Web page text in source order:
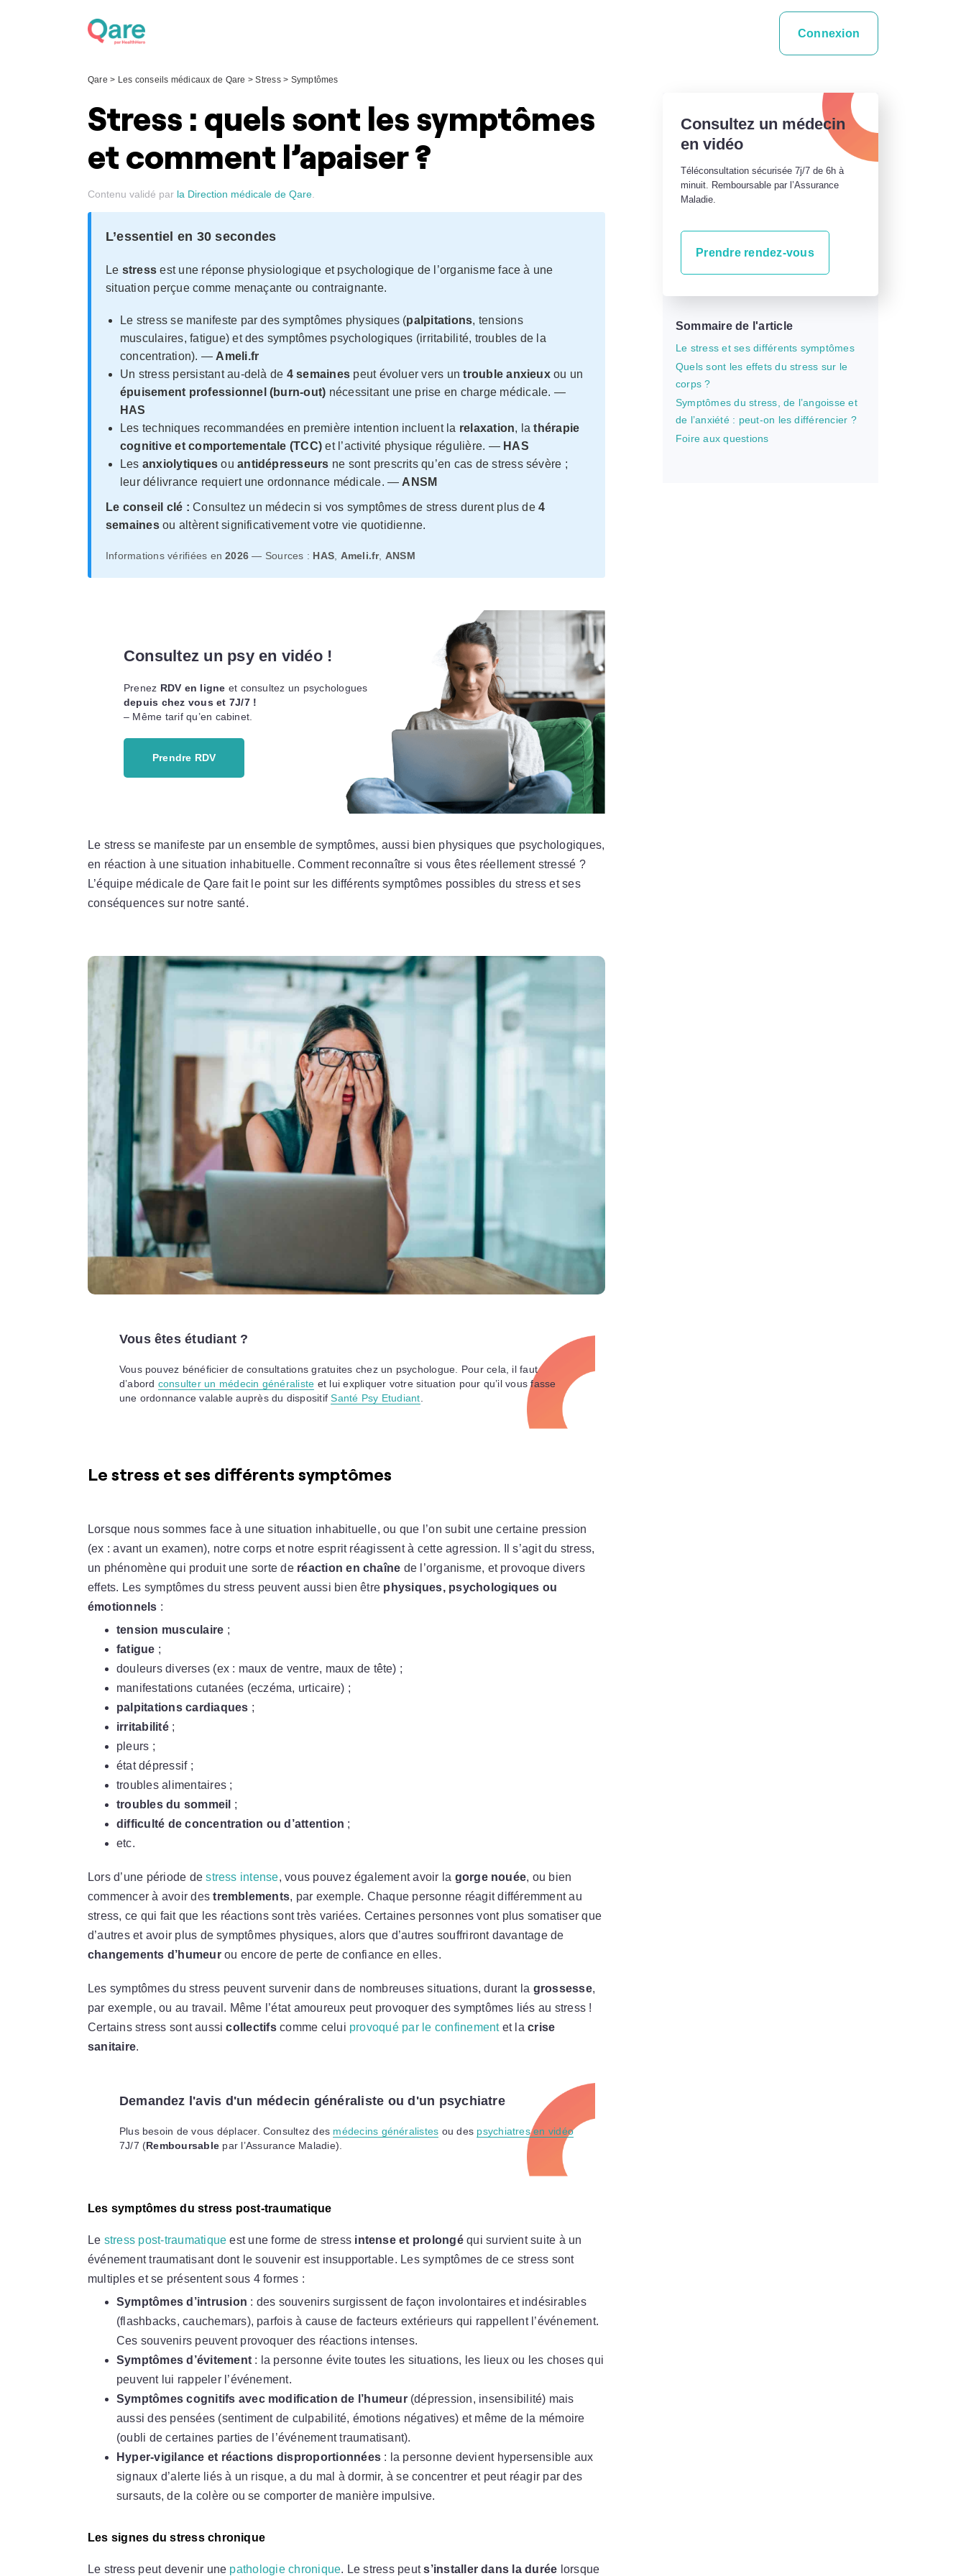
Connexion
Qare > Les conseils médicaux de Qare >Stress> Symptômes
Stress : quels sont les symptômes
et comment l’apaiser ?
Contenu validé par la Direction médicale de Qare.
L’essentiel en 30 secondes
Le stress est une réponse physiologique et psychologique de l’organisme face à une
situation perçue comme menaçante ou contraignante.
Le stress se manifeste par des symptômes physiques (palpitations, tensions
musculaires, fatigue) et des symptômes psychologiques (irritabilité, troubles de la
concentration). — Ameli.fr
Un stress persistant au-delà de 4 semaines peut évoluer vers untrouble anxieuxou un
épuisement professionnel (burn-out) nécessitant une prise en charge médicale. —
HAS
Les techniques recommandées en première intention incluent la relaxation, lathérapie
cognitive et comportementale (TCC) et l’activité physique régulière. — HAS
Les anxiolytiques ouantidépresseurs ne sont prescrits qu’en cas de stress sévère ;
leur délivrance requiert une ordonnance médicale. — ANSM
Le conseil clé : Consultez un médecin si vos symptômes de stress durent plus de4
semainesou altèrent significativement votre vie quotidienne.
Informations vérifiées en2026 — Sources : HAS, Ameli.fr, ANSM
Consultez un psy en vidéo !
Prenez RDV en ligne et consultez un psychologues
depuis chez vous et 7J/7 !
– Même tarif qu’en cabinet.
Prendre RDV
Le stress se manifeste par un ensemble de symptômes, aussi bien physiques que psychologiques,
en réaction à une situation inhabituelle. Comment reconnaître si vous êtes réellement stressé ?
L’équipe médicale de Qare fait le point sur les différents symptômes possibles du stress et ses
conséquences sur notre santé.
Vous êtes étudiant ?
Vous pouvez bénéficier de consultations gratuites chez un psychologue. Pour cela, il faut
d’abord consulter un médecin généraliste et lui expliquer votre situation pour qu’il vous fasse
une ordonnance valable auprès du dispositifSanté Psy Etudiant
Le stress et ses différents symptômes
Lorsque nous sommes face à une situation inhabituelle, ou que l’on subit une certaine pression
(ex : avant un examen), notre corps et notre esprit réagissent à cette agression. Il s’agit du stress,
un phénomène qui produit une sorte deréaction en chaîne de l’organisme, et provoque divers
effets. Les symptômes du stress peuvent aussi bien être physiques, psychologiques ou
émotionnels :
tension musculaire ;
fatigue ;
douleurs diverses (ex : maux de ventre, maux de tête) ;
manifestations cutanées (eczéma, urticaire) ;
palpitations cardiaques ;
irritabilité;
pleurs ;
état dépressif ;
troubles alimentaires ;
troubles du sommeil ;
difficulté de concentration ou d’attention ;
etc.
Lors d’une période destress intense, vous pouvez également avoir la gorge nouée, ou bien
commencer à avoir destremblements, par exemple. Chaque personne réagit différemment au
stress, ce qui fait que les réactions sont très variées. Certaines personnes vont plus somatiser que
d’autres et avoir plus de symptômes physiques, alors que d’autres souffriront davantage de
changements d’humeurou encore de perte de confiance en elles.
Les symptômes du stress peuvent survenir dans de nombreuses situations, durant la grossesse,
par exemple, ou au travail. Même l’état amoureux peut provoquer des symptômes liés au stress !
Certains stress sont aussicollectifscomme celui provoqué par le confinementet lacrise
sanitaire.
Demandez l'avis d'un médecin généraliste ou d'un psychiatre
Plus besoin de vous déplacer. Consultez des médecins généralistes ou des psychiatres en vidéo
7J/7 (Remboursable par l’Assurance Maladie).
Les symptômes du stress post-traumatique
Le stress post-traumatique est une forme de stress intense et prolongéqui survient suite à un
événement traumatisant dont le souvenir est insupportable. Les symptômes de ce stress sont
multiples et se présentent sous 4 formes :
Symptômes d’intrusion : des souvenirs surgissent de façon involontaires et indésirables
(flashbacks, cauchemars), parfois à cause de facteurs extérieurs qui rappellent l’événement.
Ces souvenirs peuvent provoquer des réactions intenses.
Symptômes d’évitement : la personne évite toutes les situations, les lieux ou les choses qui
peuvent lui rappeler l’événement.
Symptômes cognitifs avec modification de l’humeur(dépression, insensibilité) mais
aussi des pensées (sentiment de culpabilité, émotions négatives) et même de la mémoire
(oubli de certaines parties de l’événement traumatisant).
Hyper-vigilance et réactions disproportionnées : la personne devient hypersensible aux
signaux d’alerte liés à un risque, a du mal à dormir, à se concentrer et peut réagir par des
sursauts, de la colère ou se comporter de manière impulsive.
Les signes du stress chronique
Le stress peut devenir une pathologie chronique. Le stress peuts’installer dans la durée lorsque
Consultez un médecin
en vidéo
Téléconsultation sécurisée 7j/7 de 6h à
minuit. Remboursable par l’Assurance
Maladie.
Prendre rendez-vous
Sommaire de l'article
Le stress et ses différents symptômes
Quels sont les effets du stress sur le
corps ?
Symptômes du stress, de l’angoisse et
de l’anxiété : peut-on les différencier ?
Foire aux questions